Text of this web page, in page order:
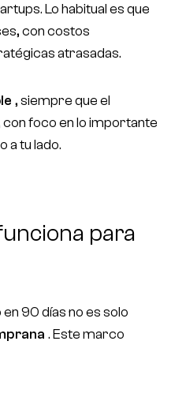
Lo habitual es que
con costos
atrasadas.
, siempre que el
foco en lo importante
a tu lado.
para
90 días no es solo
. Este marco